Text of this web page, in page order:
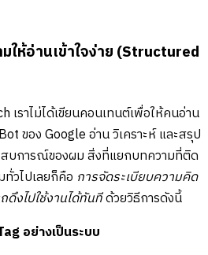
ให้อ่านเข้าใจง่าย (Structured
เราไม่ได้เขียนคอนเทนต์เพื่อให้คนอ่าน
ของ Google อ่าน วิเคราะห์ และสรุป
สบการณ์ของผม สิ่งที่แยกบทความที่ติด
วไปเลยก็คือ การจัดระเบียบความคิด
งไปใช้งานได้ทันทีด้วยวิธีการดังนี้
อย่างเป็นระบบ